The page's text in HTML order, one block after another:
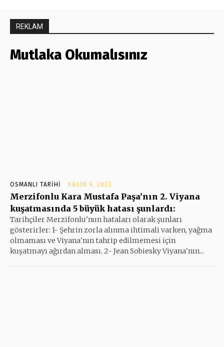
REKLAM
Mutlaka Okumalısınız
OSMANLI TARIHI KASIM 6, 2023
Merzifonlu Kara Mustafa Paşa’nın 2. Viyana
kuşatmasında 5 büyük hatası şunlardı:
Tarihçiler Merzifonlu'nun hataları olarak şunları
gösterirler: 1- Şehrin zorla alınma ihtimali varken, yağma
olmaması ve Viyana'nın tahrip edilmemesi için
kuşatmayı ağırdan alması. 2- Jean Sobiesky Viyana'nın...